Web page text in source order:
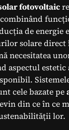
fotovoltaic
de energie
solare
necesitatea
aspectul
cele bazate pe
din ce în ce
lor.